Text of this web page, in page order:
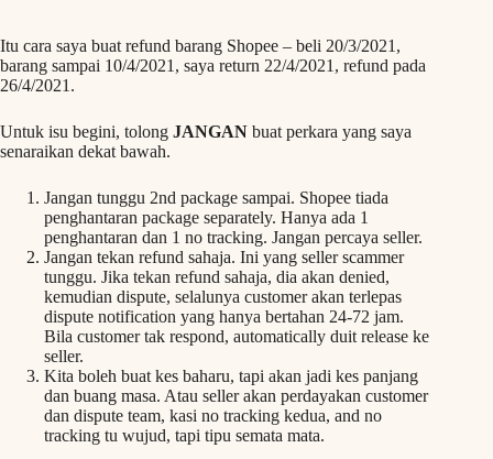
Itu cara saya buat refund barang Shopee – beli 20/3/2021,
barang sampai 10/4/2021, saya return 22/4/2021, refund pada
26/4/2021.
Untuk isu begini, tolong JANGAN buat perkara yang saya
senaraikan dekat bawah.
Jangan tunggu 2nd package sampai. Shopee tiada
penghantaran package separately. Hanya ada 1
penghantaran dan 1 no tracking. Jangan percaya seller.
Jangan tekan refund sahaja. Ini yang seller scammer
tunggu. Jika tekan refund sahaja, dia akan denied,
kemudian dispute, selalunya customer akan terlepas
dispute notification yang hanya bertahan 24-72 jam.
Bila customer tak respond, automatically duit release ke
seller.
Kita boleh buat kes baharu, tapi akan jadi kes panjang
dan buang masa. Atau seller akan perdayakan customer
dan dispute team, kasi no tracking kedua, and no
tracking tu wujud, tapi tipu semata mata.